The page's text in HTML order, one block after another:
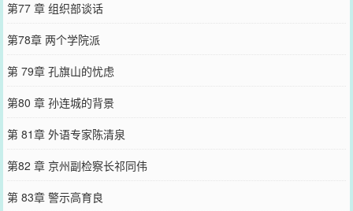
第77 章 组织部谈话
第78章 两个学院派
第 79章 孔旗山的忧虑
第80 章 孙连城的背景
第 81章 外语专家陈清泉
第82 章 京州副检察长祁同伟
第 83章 警示高育良